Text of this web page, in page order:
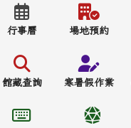
行事曆 場地預約
館藏查詢 寒暑假作業